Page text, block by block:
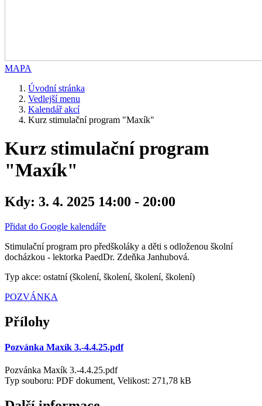
MAPA
Úvodní stránka
Vedlejší menu
Kalendář akcí
Kurz stimulační program "Maxík"
Kurz stimulační program
"Maxík"
Kdy: 3. 4. 2025 14:00 - 20:00
Přidat do Google kalendáře
Stimulační program pro předškoláky a děti s odloženou školní
docházkou - lektorka PaedDr. Zdeňka Janhubová.
Typ akce: ostatní (školení, školení, školení, školení)
POZVÁNKA
Přílohy
Pozvánka Maxík 3.-4.4.25.pdf
Pozvánka Maxík 3.-4.4.25.pdf
Typ souboru: PDF dokument, Velikost: 271,78 kB